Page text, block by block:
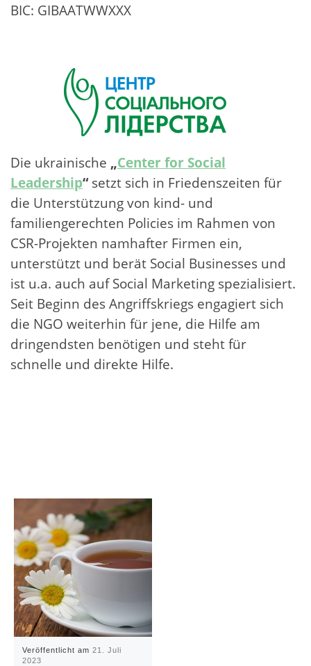
BIC: GIBAATWWXXX
Die ukrainische „Center for Social
Leadership“setzt sich in Friedenszeiten für
die Unterstützung von kind- und
familiengerechten Policies im Rahmen von
CSR-Projekten namhafter Firmen ein,
unterstützt und berät Social Businesses und
ist u.a. auch auf Social Marketing spezialisiert.
Seit Beginn des Angriffskriegs engagiert sich
die NGO weiterhin für jene, die Hilfe am
dringendsten benötigen und steht für
schnelle und direkte Hilfe.
Veröffentlicht am21. Juli
2023